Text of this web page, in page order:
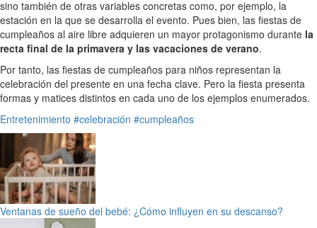
sino también de otras variables concretas como, por ejemplo, la
estación en la que se desarrolla el evento. Pues bien, las fiestas de
cumpleaños al aire libre adquieren un mayor protagonismo durante la
recta final de la primavera y las vacaciones de verano.
Por tanto, las fiestas de cumpleaños para niños representan la
celebración del presente en una fecha clave. Pero la fiesta presenta
formas y matices distintos en cada uno de los ejemplos enumerados.
Entretenimiento #celebración #cumpleaños
Ventanas de sueño del bebé: ¿Cómo influyen en su descanso?